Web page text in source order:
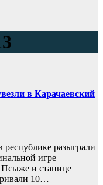
в Карачаевский
разыграли
игре
и станице
10…